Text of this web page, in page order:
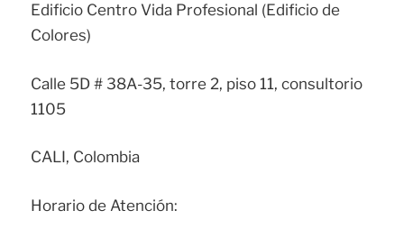
Edificio Centro Vida Profesional (Edificio de
Colores)
Calle 5D # 38A-35, torre 2, piso 11, consultorio
1105
CALI, Colombia
Horario de Atención: